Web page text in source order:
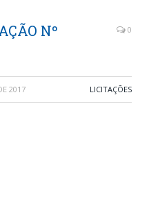
Nº
0
2017 LICITAÇÕES